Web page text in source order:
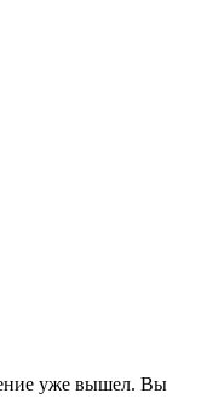
уже вышел. Вы